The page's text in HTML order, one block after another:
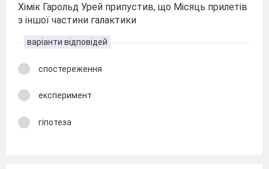
Хімік Гарольд Урей припустив, що Місяць прилетів
з іншої частини галактики
варіанти відповідей
спостереження
експеримент
гіпотеза